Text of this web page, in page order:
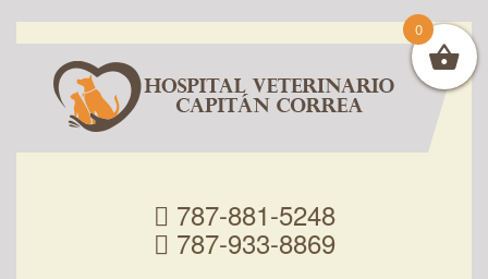
787-881-5248
787-933-8869
0